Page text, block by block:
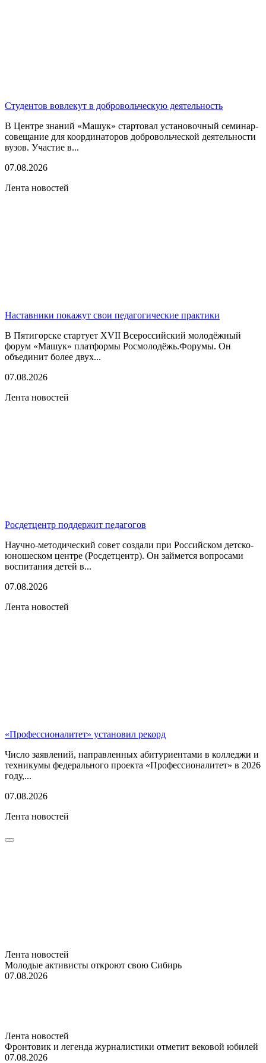
Студентов вовлекут в добровольческую деятельность
В Центре знаний «Машук» стартовал установочный семинар-
совещание для координаторов добровольческой деятельности
вузов. Участие в...
07.08.2026
Лента новостей
Наставники покажут свои педагогические практики
В Пятигорске стартует XVII Всероссийский молодёжный
форум «Машук» платформы Росмолодёжь.Форумы. Он
объединит более двух...
07.08.2026
Лента новостей
Росдетцентр поддержит педагогов
Научно-методический совет создали при Российском детско-
юношеском центре (Росдетцентр). Он займется вопросами
воспитания детей в...
07.08.2026
Лента новостей
«Профессионалитет» установил рекорд
Число заявлений, направленных абитуриентами в колледжи и
техникумы федерального проекта «Профессионалитет» в 2026
году,...
07.08.2026
Лента новостей
Лента новостей
Молодые активисты откроют свою Сибирь
07.08.2026
Лента новостей
Фронтовик и легенда журналистики отметит вековой юбилей
07.08.2026